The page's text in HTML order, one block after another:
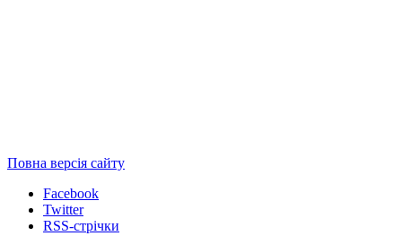
Повна версія сайту
Facebook
Twitter
RSS-стрічки